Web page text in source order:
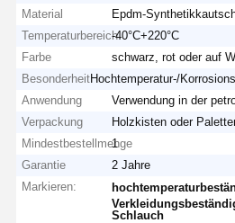
Material
Epdm-
Temperaturbereich-40°C+220°C
Farbe
schwarz, rot oder auf
BesonderheitHochtemperatur-/
Anwendung
Verwendung in der
Verpackung
Holzkisten oder
Mindestbestellmenge
1
Garantie
2 Jahre
Markieren:
Schlauch